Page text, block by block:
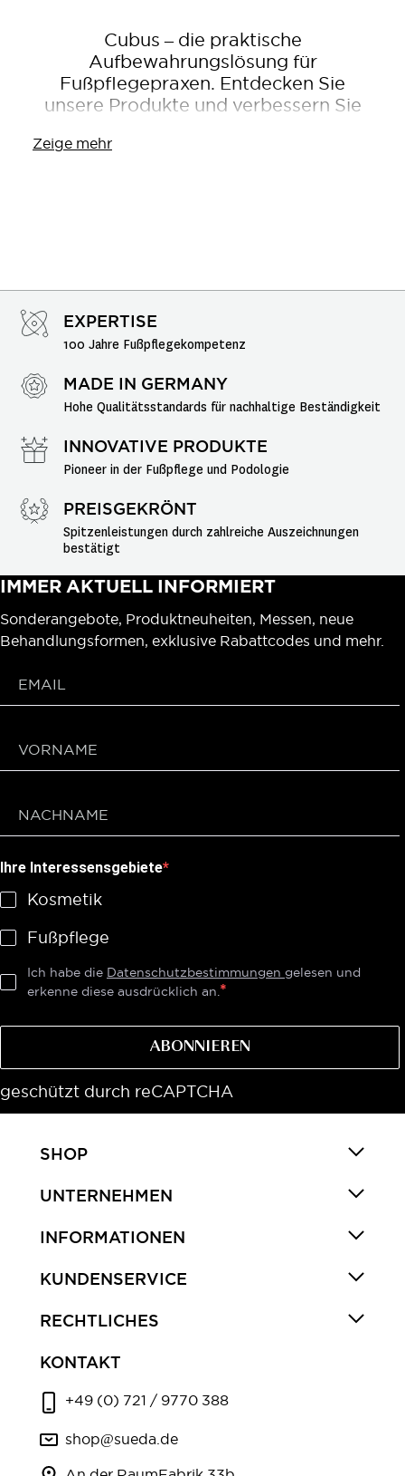
Cubus – die praktische
Aufbewahrungslösung für
Fußpflegepraxen. Entdecken Sie
unsere Produkte und verbessern Sie
Zeige mehr
EXPERTISE
100 Jahre Fußpflegekompetenz
MADE IN GERMANY
Hohe Qualitätsstandards für nachhaltige Beständigkeit
INNOVATIVE PRODUKTE
Pioneer in der Fußpflege und Podologie
PREISGEKRÖNT
Spitzenleistungen durch zahlreiche Auszeichnungen
bestätigt
IMMER AKTUELL INFORMIERT
Sonderangebote, Produktneuheiten, Messen, neue
Behandlungsformen, exklusive Rabattcodes und mehr.
Ihre Interessensgebiete
Kosmetik
Fußpflege
Ich habe die Datenschutzbestimmungen gelesen und
erkenne diese ausdrücklich an.
ABONNIEREN
geschützt durch reCAPTCHA
SHOP
UNTERNEHMEN
INFORMATIONEN
KUNDENSERVICE
RECHTLICHES
KONTAKT
+49 (0) 721 / 9770 388
shop@sueda.de